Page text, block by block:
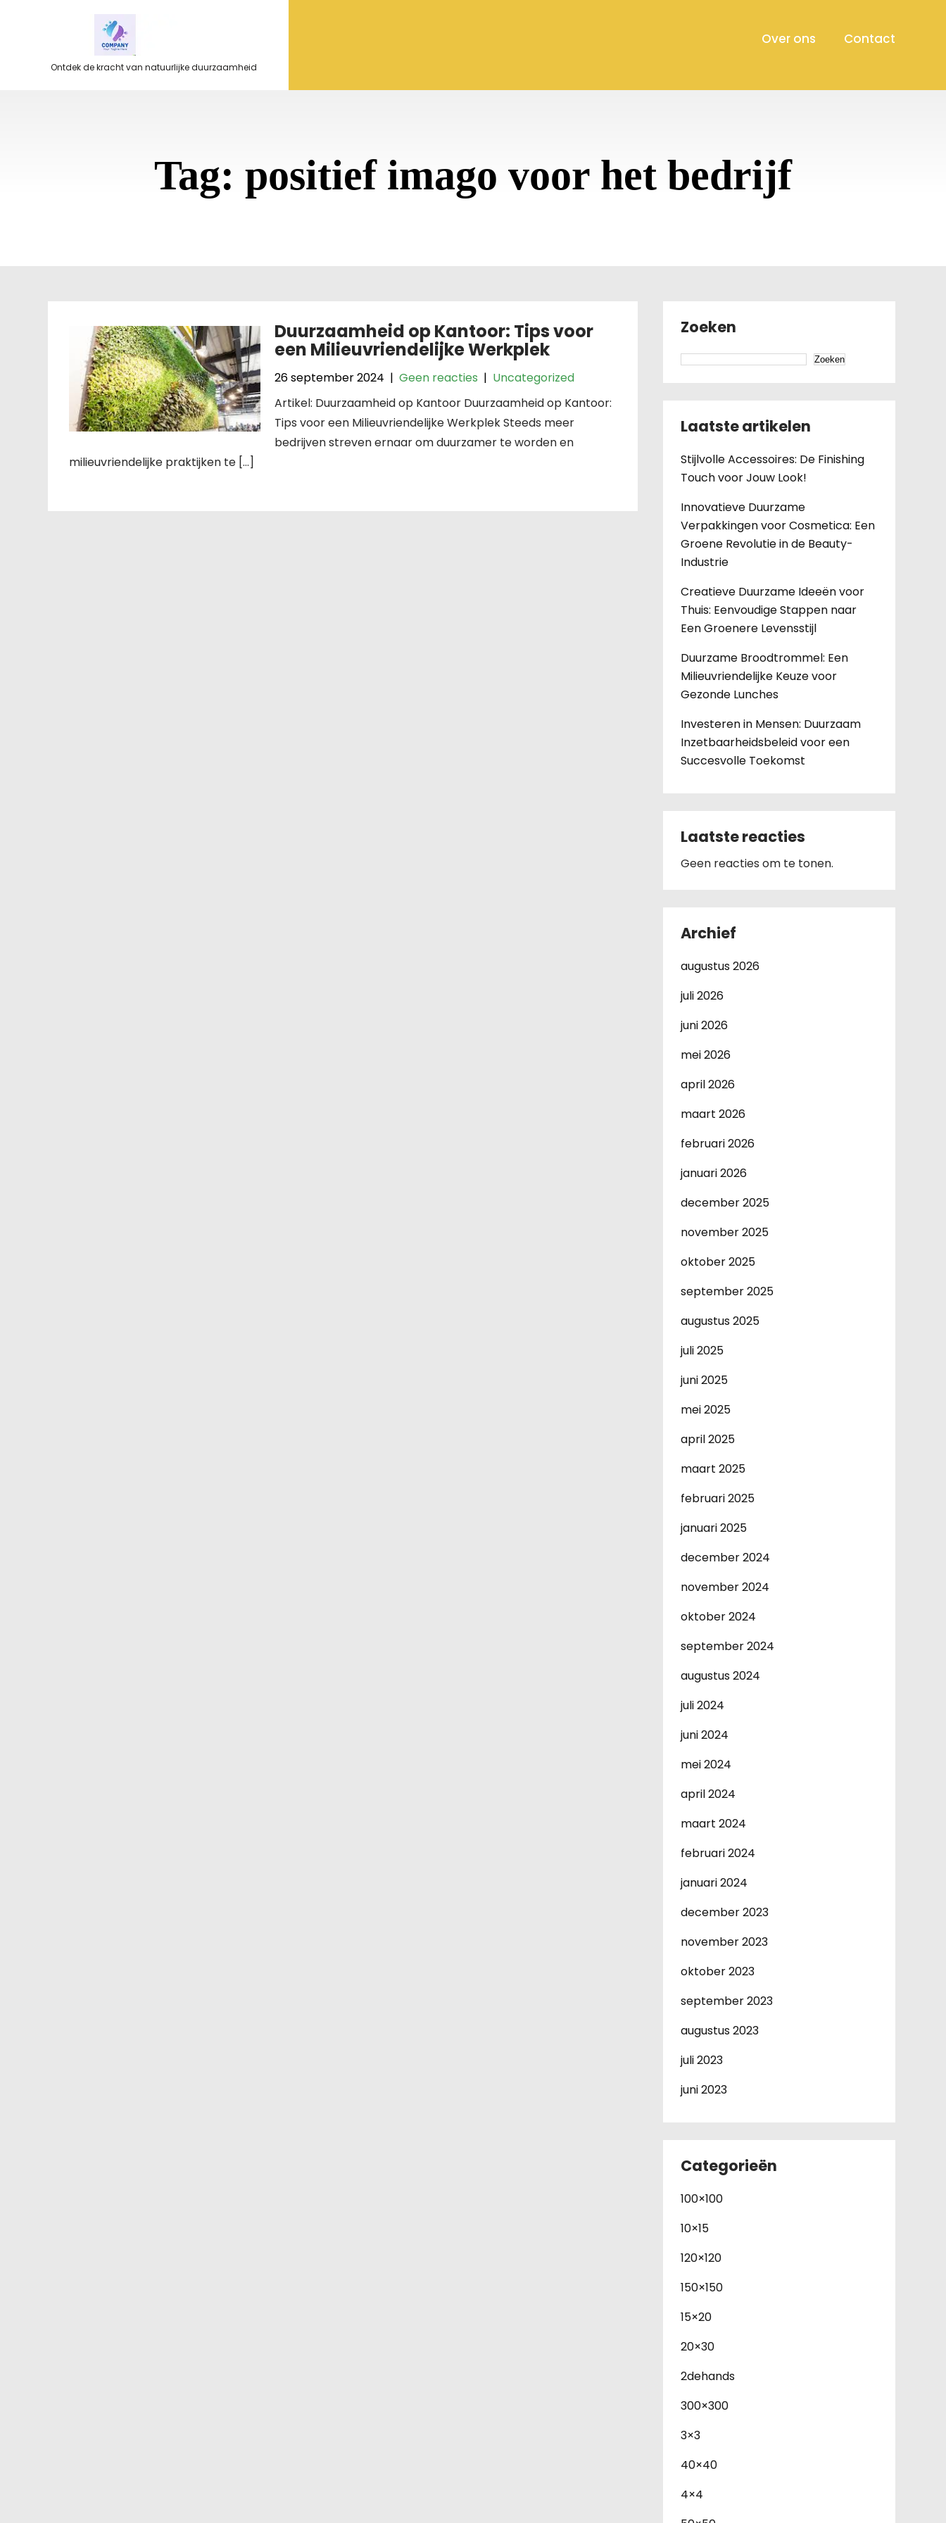
Ontdek de kracht van natuurlijke duurzaamheid
Over ons Contact
Tag: positief imago voor het bedrijf
Duurzaamheid op Kantoor: Tips voor
een Milieuvriendelijke Werkplek
26 september 2024 |Geen reacties | Uncategorized
Artikel: Duurzaamheid op Kantoor Duurzaamheid op Kantoor:
Tips voor een Milieuvriendelijke Werkplek Steeds meer
bedrijven streven ernaar om duurzamer te worden en
milieuvriendelijke praktijken te […]
Zoeken
Zoeken
Laatste artikelen
Stijlvolle Accessoires: De Finishing
Touch voor Jouw Look!
Innovatieve Duurzame
Verpakkingen voor Cosmetica: Een
Groene Revolutie in de Beauty-
Industrie
Creatieve Duurzame Ideeën voor
Thuis: Eenvoudige Stappen naar
Een Groenere Levensstijl
Duurzame Broodtrommel: Een
Milieuvriendelijke Keuze voor
Gezonde Lunches
Investeren in Mensen: Duurzaam
Inzetbaarheidsbeleid voor een
Succesvolle Toekomst
Laatste reacties
Geen reacties om te tonen.
Archief
augustus 2026
juli 2026
juni 2026
mei 2026
april 2026
maart 2026
februari 2026
januari 2026
december 2025
november 2025
oktober 2025
september 2025
augustus 2025
juli 2025
juni 2025
mei 2025
april 2025
maart 2025
februari 2025
januari 2025
december 2024
november 2024
oktober 2024
september 2024
augustus 2024
juli 2024
juni 2024
mei 2024
april 2024
maart 2024
februari 2024
januari 2024
december 2023
november 2023
oktober 2023
september 2023
augustus 2023
juli 2023
juni 2023
Categorieën
100×100
10×15
120×120
150×150
15×20
20×30
2dehands
300×300
3×3
40×40
4×4